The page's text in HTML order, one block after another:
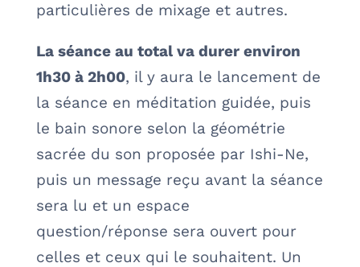
particulières de mixage et autres.
La séance au total va durer environ
1h30 à 2h00, il y aura le lancement de
la séance en méditation guidée, puis
le bain sonore selon la géométrie
sacrée du son proposée par Ishi-Ne,
puis un message reçu avant la séance
sera lu et un espace
question/réponse sera ouvert pour
celles et ceux qui le souhaitent. Un